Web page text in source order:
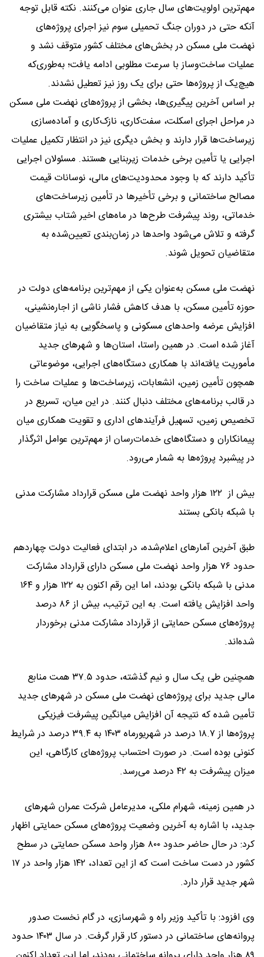
مهم‌ترین اولویت‌های سال جاری عنوان می‌کنند. نکته قابل توجه
آنکه حتی در دوران جنگ تحمیلی سوم نیز اجرای پروژه‌های
نهضت ملی مسکن در بخش‌های مختلف کشور متوقف نشد و
عملیات ساخت‌وساز با سرعت مطلوبی ادامه یافت؛ به‌طوری‌که
هیچ‌یک از پروژه‌ها حتی برای یک روز نیز تعطیل نشدند.
بر اساس آخرین پیگیری‌ها، بخشی از پروژه‌های نهضت ملی مسکن
در مراحل اجرای اسکلت، سفت‌کاری، نازک‌کاری و آماده‌سازی
زیرساخت‌ها قرار دارند و بخش دیگری نیز در انتظار تکمیل عملیات
اجرایی یا تأمین برخی خدمات زیربنایی هستند. مسئولان اجرایی
تأکید دارند که با وجود محدودیت‌های مالی، نوسانات قیمت
مصالح ساختمانی و برخی تأخیر‌ها در تأمین زیرساخت‌های
خدماتی، روند پیشرفت طرح‌ها در ماه‌های اخیر شتاب بیشتری
گرفته و تلاش می‌شود واحد‌ها در زمان‌بندی تعیین‌شده به
متقاضیان تحویل شوند.
نهضت ملی مسکن به‌عنوان یکی از مهم‌ترین برنامه‌های دولت در
حوزه تأمین مسکن، با هدف کاهش فشار ناشی از اجاره‌نشینی،
افزایش عرضه واحد‌های مسکونی و پاسخگویی به نیاز متقاضیان
آغاز شده است. در همین راستا، استان‌ها و شهر‌های جدید
مأموریت یافته‌اند با همکاری دستگاه‌های اجرایی، موضوعاتی
همچون تأمین زمین، انشعابات، زیرساخت‌ها و عملیات ساخت را
در قالب برنامه‌های مختلف دنبال کنند. در این میان، تسریع در
تخصیص زمین، تسهیل فرآیند‌های اداری و تقویت همکاری میان
پیمانکاران و دستگاه‌های خدمات‌رسان از مهم‌ترین عوامل اثرگذار
در پیشبرد پروژه‌ها به شمار می‌رود.
بیش از ۱۲۲ هزار واحد نهضت ملی مسکن قرارداد مشارکت مدنی
با شبکه بانکی بستند
طبق آخرین آمار‌های اعلام‌شده، در ابتدای فعالیت دولت چهاردهم
حدود ۷۶ هزار واحد نهضت ملی مسکن دارای قرارداد مشارکت
مدنی با شبکه بانکی بودند، اما این رقم اکنون به ۱۲۲ هزار و ۱۶۴
واحد افزایش یافته است. به این ترتیب، بیش از ۸۶ درصد
پروژه‌های مسکن حمایتی از قرارداد مشارکت مدنی برخوردار
شده‌اند.
همچنین طی یک سال و نیم گذشته، حدود ۳۷.۵ همت منابع
مالی جدید برای پروژه‌های نهضت ملی مسکن در شهر‌های جدید
تأمین شده که نتیجه آن افزایش میانگین پیشرفت فیزیکی
پروژه‌ها از ۱۸.۷ درصد در شهریورماه ۱۴۰۳ به ۳۹.۴ درصد در شرایط
کنونی بوده است. در صورت احتساب پروژه‌های کارگاهی، این
میزان پیشرفت به ۴۲ درصد می‌رسد.
در همین زمینه، شهرام ملکی، مدیرعامل شرکت عمران شهر‌های
جدید، با اشاره به آخرین وضعیت پروژه‌های مسکن حمایتی اظهار
کرد: در حال حاضر حدود ۸۰۰ هزار واحد مسکن حمایتی در سطح
کشور در دست ساخت است که از این تعداد، ۱۴۲ هزار واحد در ۱۷
شهر جدید قرار دارد.
وی افزود: با تأکید وزیر راه و شهرسازی، در گام نخست صدور
پروانه‌های ساختمانی در دستور کار قرار گرفت. در سال ۱۴۰۳ حدود